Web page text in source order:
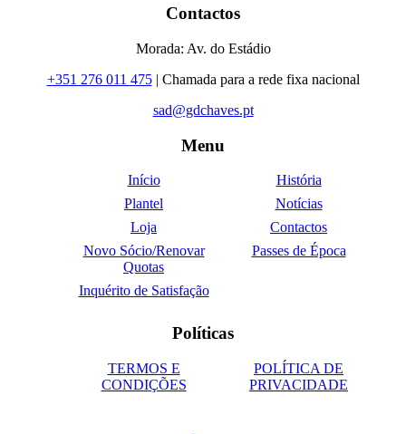
Contactos
Morada: Av. do Estádio
+351 276 011 475| Chamada para a rede fixa nacional
sad@gdchaves.pt
Menu
Início
História
Plantel
Notícias
Loja
Contactos
Novo Sócio/Renovar
Quotas
Passes de Época
Inquérito de Satisfação
Políticas
TERMOS E
CONDIÇÕES
POLÍTICA DE
PRIVACIDADE